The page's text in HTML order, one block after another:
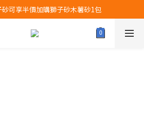
線現貨8折！立即點擊火速搶購
砂可享半價加購獅子砂木薯砂1包
全線現貨8折！立即點擊火速搶購